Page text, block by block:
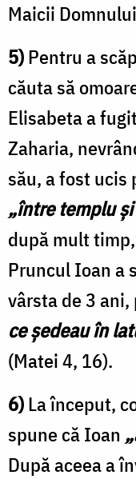
Maicii
5)Pentru a
căuta să
Elisabeta a
Zaharia,
său, a fost ucis
„între templu
după mult
Pruncul Ioan a
vârsta de 3
ce ședeau în
(Matei 4, 16).
6)La început,
spune că Ioan
După aceea a